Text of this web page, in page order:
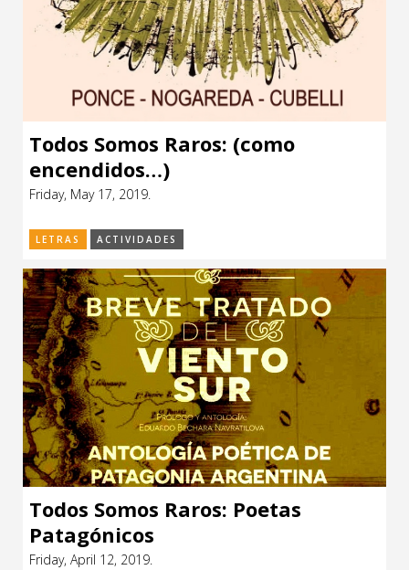
Todos Somos Raros: (como
encendidos…)
Friday, May 17, 2019.
LETRAS ACTIVIDADES
Todos Somos Raros: Poetas
Patagónicos
Friday, April 12, 2019.